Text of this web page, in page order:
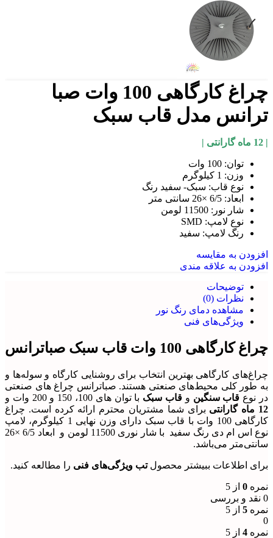
چراغ کارگاهی 100 وات صبا
ترانس مدل قاب سبک
| 12 ماه گارانتی |
توان: 100 وات
وزن: 1 کیلوگرم
نوع قاب: سبک- سفید رنگ
ابعاد: 6/5 ×26 سانتی متر
شار نور: 11500 لومن
نوع لامپ: SMD
رنگ لامپ: سفید
افزودن به مقایسه
افزودن به علاقه مندی
توضیحات
نظرات (0)
مشاهده دمای رنگ نور
ویژگی‌های فنی
چراغ کارگاهی 100 وات قاب سبک صباترانس
چرا‌غ‌های کارگاهی بهترین انتخاب برای روشنایی کارگاه و سوله‌ها و
به طور کلی محیط‌های صنعتی هستند. صباترانس چراغ های صنعتی
در نوع قاب سنگین و قاب سبک با توان های 100، 150 و 200 وات و
12 ماه گارانتی
برای شما مشتریان محترم ارائه کرده است. چراغ
کارگاهی 100 وات با قاب سبک دارای وزن نهایی 1 کیلوگرم، لامپ
نوع اس ام دی رنگ سفید با شار نوری 11500 لومن و ابعاد 6/5 ×26
سانتی‌متر می‌باشد.
برای اطلاعات ببیشتر محصولتب ویژگی‌های فنی را مطالعه کنید.
نمره 0 از 5
0 نقد و بررسی
نمره 5 از 5
0
نمره 4 از 5